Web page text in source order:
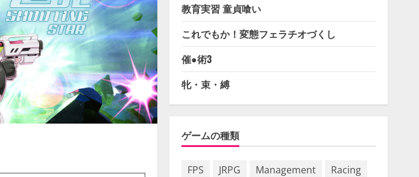
教育実習 童貞喰い
これでもか！変態フェラチオづくし
催●術3
牝・束・縛
ゲームの種類
FPS JRPG Management
Racing